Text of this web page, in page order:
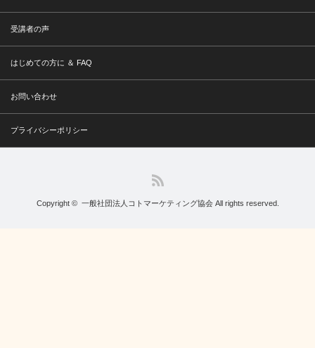
受講者の声
はじめての方に ＆ FAQ
お問い合わせ
プライバシーポリシー
Copyright © 一般社団法人コトマーケティング協会All rights reserved.